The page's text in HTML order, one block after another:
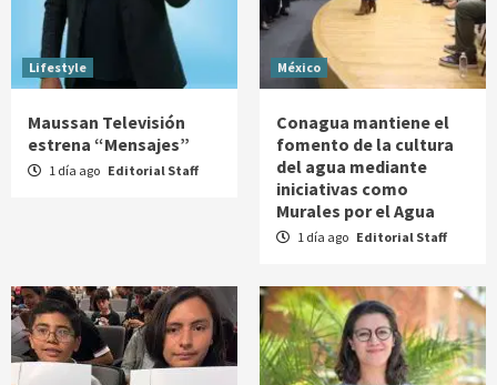
Lifestyle
Maussan Televisión
estrena “Mensajes”
1 día ago Editorial Staff
México
Conagua mantiene el
fomento de la cultura
del agua mediante
iniciativas como
Murales por el Agua
1 día ago Editorial Staff